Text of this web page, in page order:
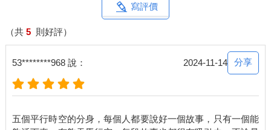
寫評價
（共 5 則好評）
53********968 說： 2024-11-14 分享
五個平行時空的分身，每個人都要說好一個故事，只有一個能